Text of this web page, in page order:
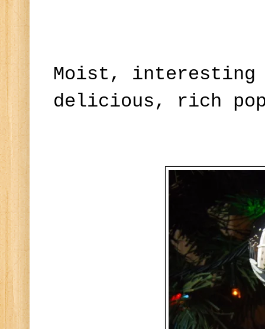
Moist, interesting
delicious, rich